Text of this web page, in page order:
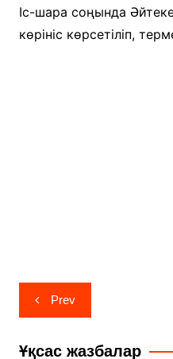
Іс-шара соңында
көрініс көрсетіліп,
Навигация
по
записям
Prev
Ұқсас жазбалар